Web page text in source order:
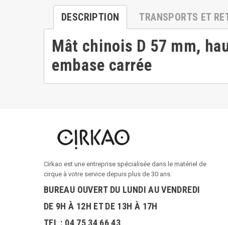
DESCRIPTION TRANSPORTS ET
Mât chinois D 57 mm,
embase carrée
Cirkao est une entreprise spécialisée dans le matériel de
cirque à votre service depuis plus de 30 ans.
BUREAU OUVERT DU LUNDI AU VENDREDI
DE 9H À 12H ET DE 13H À 17H
TEL : 04 75 34 66 43